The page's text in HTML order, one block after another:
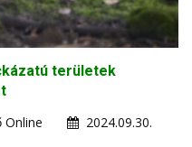
területek
Online
2024.09.30.